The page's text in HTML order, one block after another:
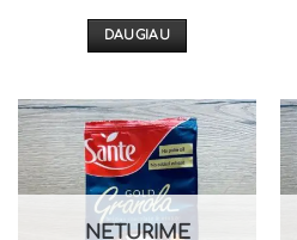
DAUGIAU
NETURIME